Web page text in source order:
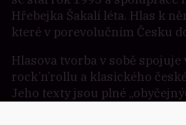
Hřebejka Šakalí léta. Hlas k
které v porevolučním Česku
Hlasova tvorba v sobě spojuje
rock’n’rollu a klasického
Jeho texty jsou plné